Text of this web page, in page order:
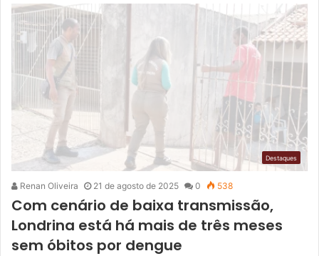
Destaques
Renan Oliveira 21 de agosto de 2025 0 538
Com cenário de baixa transmissão,
Londrina está há mais de três meses
sem óbitos por dengue